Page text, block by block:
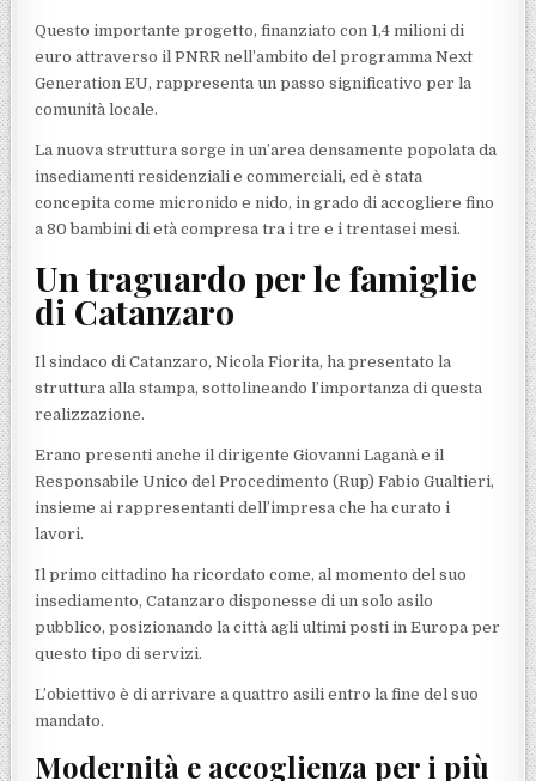
Questo importante progetto, finanziato con 1,4 milioni di
euro attraverso il PNRR nell’ambito del programma Next
Generation EU, rappresenta un passo significativo per la
comunità locale.
La nuova struttura sorge in un’area densamente popolata da
insediamenti residenziali e commerciali, ed è stata
concepita come micronido e nido, in grado di accogliere fino
a 80 bambini di età compresa tra i tre e i trentasei mesi.
Un traguardo per le famiglie
di Catanzaro
Il sindaco di Catanzaro, Nicola Fiorita, ha presentato la
struttura alla stampa, sottolineando l’importanza di questa
realizzazione.
Erano presenti anche il dirigente Giovanni Laganà e il
Responsabile Unico del Procedimento (Rup) Fabio Gualtieri,
insieme ai rappresentanti dell’impresa che ha curato i
lavori.
Il primo cittadino ha ricordato come, al momento del suo
insediamento, Catanzaro disponesse di un solo asilo
pubblico, posizionando la città agli ultimi posti in Europa per
questo tipo di servizi.
L’obiettivo è di arrivare a quattro asili entro la fine del suo
mandato.
Modernità e accoglienza per i più